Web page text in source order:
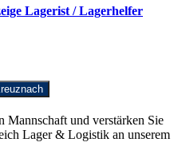
Lagerist / Lagerhelfer
Mannschaft und verstärken Sie
Lager & Logistik an unserem